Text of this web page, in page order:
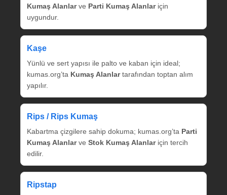
Kumaş Alanlarve Parti Kumaş Alanlariçin
uygundur.
Kaşe
Yünlü ve sert yapısı ile palto ve kaban için ideal;
kumas.org’ta Kumaş Alanlartarafından toptan alım
yapılır.
Rips / Rips Kumaş
Kabartma çizgilere sahip dokuma; kumas.org’ta Parti
Kumaş Alanlarve Stok Kumaş Alanlariçin tercih
edilir.
Ripstap